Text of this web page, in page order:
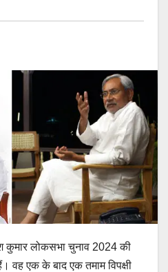
कुमार लोकसभा चुनाव 2024 की
वह एक के बाद एक तमाम विपक्षी